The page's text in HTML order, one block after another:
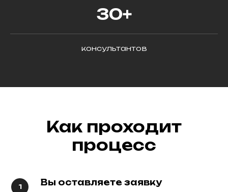
30+
консультантов
Как проходит
процесс
Вы оставляете заявку